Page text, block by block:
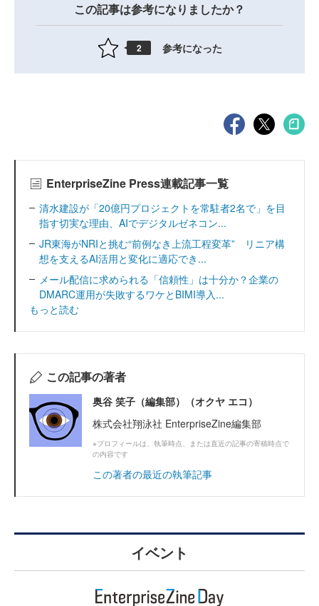
この記事は参考になりましたか？
2 参考になった
EnterpriseZine Press連載記事一覧
清水建設が「20億円プロジェクトを常駐者2名で」を目
指す切実な理由、AIでデジタルゼネコン...
JR東海がNRIと挑む“前例なき上流工程変革” リニア構
想を支えるAI活用と変化に適応でき...
メール配信に求められる「信頼性」は十分か？企業の
DMARC運用が失敗するワケとBIMI導入...
もっと読む
この記事の著者
奥谷 笑子（編集部）（オクヤ エコ）
株式会社翔泳社 EnterpriseZine編集部
※プロフィールは、執筆時点、または直近の記事の寄稿時点で
の内容です
この著者の最近の執筆記事
イベント